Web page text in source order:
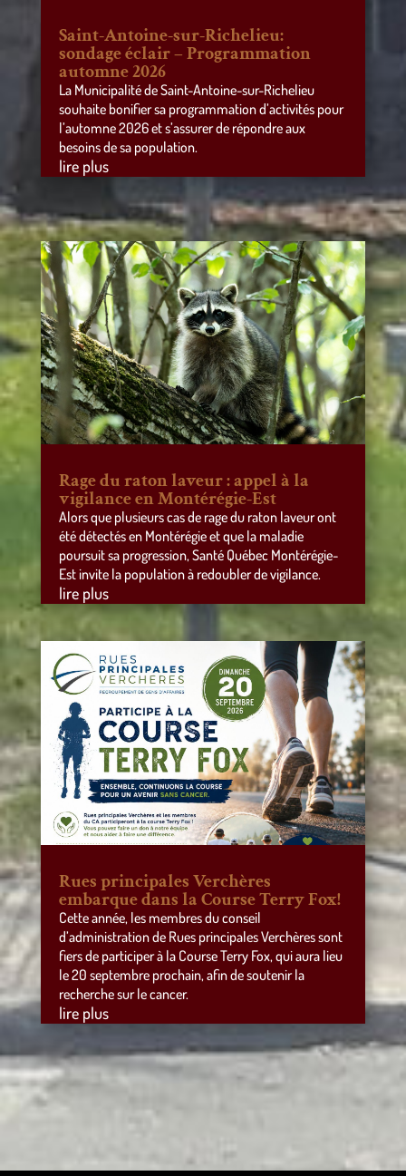
Saint-Antoine-sur-Richelieu:
sondage éclair – Programmation
automne 2026
La Municipalité de Saint-Antoine-sur-Richelieu
souhaite bonifier sa programmation d’activités pour
l’automne 2026 et s’assurer de répondre aux
besoins de sa population.
lire plus
Rage du raton laveur : appel à la
vigilance en Montérégie-Est
Alors que plusieurs cas de rage du raton laveur ont
été détectés en Montérégie et que la maladie
poursuit sa progression, Santé Québec Montérégie-
Est invite la population à redoubler de vigilance.
lire plus
Rues principales Verchères
embarque dans la Course Terry Fox!
Cette année, les membres du conseil
d’administration de Rues principales Verchères sont
fiers de participer à la Course Terry Fox, qui aura lieu
le 20 septembre prochain, afin de soutenir la
recherche sur le cancer.
lire plus